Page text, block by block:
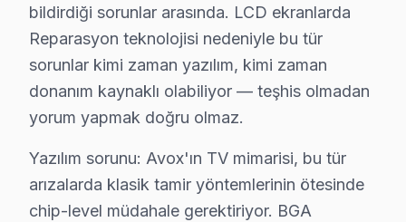
Zeyrek'te Avox TV Servisi
Zeyrek Mahallesi, hem tarihi yapıları hem de yerel
Avox Teknoloji Evrimi ve Tamir Gereklilikleri
2025 yılı itibarıyla Avox televizyon tamir fiyatları,
Ayrıca, yazılım veya firmware işlemleri de göz
bildirdiği sorunlar arasında. LCD ekranlarda
Reparasyon teknolojisi nedeniyle bu tür
sorunlar kimi zaman yazılım, kimi zaman
donanım kaynaklı olabiliyor — teşhis olmadan
yorum yapmak doğru olmaz.
Yazılım sorunu: Avox'ın TV mimarisi, bu tür
arızalarda klasik tamir yöntemlerinin ötesinde
chip-level müdahale gerektiriyor. BGA